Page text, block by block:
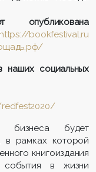
опубликована
https://bookfestival.ru
наших социальных
бизнеса будет
в рамках которой
книгоиздания
события в жизни